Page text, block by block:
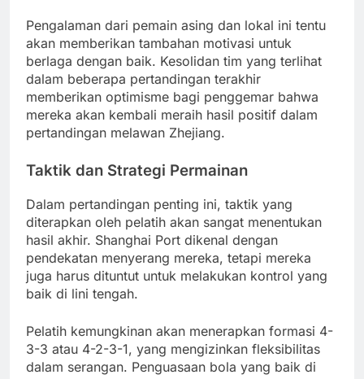
Pengalaman dari pemain asing dan lokal ini tentu
akan memberikan tambahan motivasi untuk
berlaga dengan baik. Kesolidan tim yang terlihat
dalam beberapa pertandingan terakhir
memberikan optimisme bagi penggemar bahwa
mereka akan kembali meraih hasil positif dalam
pertandingan melawan Zhejiang.
Taktik dan Strategi Permainan
Dalam pertandingan penting ini, taktik yang
diterapkan oleh pelatih akan sangat menentukan
hasil akhir. Shanghai Port dikenal dengan
pendekatan menyerang mereka, tetapi mereka
juga harus dituntut untuk melakukan kontrol yang
baik di lini tengah.
Pelatih kemungkinan akan menerapkan formasi 4-
3-3 atau 4-2-3-1, yang mengizinkan fleksibilitas
dalam serangan. Penguasaan bola yang baik di